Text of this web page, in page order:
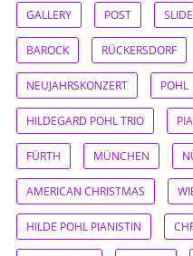
GALLERY POST
BAROCK RÜCKERSDORF
NEUJAHRSKONZERT POHL
HILDEGARD POHL TRIO
FÜRTH MÜNCHEN
AMERICAN CHRISTMAS
HILDE POHL PIANISTIN